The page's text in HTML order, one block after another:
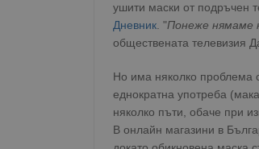
ушити маски от подръчен
Дневник . "Понеже нямаме
обществената телевизия
Но има няколко проблема
еднократна употреба
няколко пъти, обаче при
В онлайн магазини в